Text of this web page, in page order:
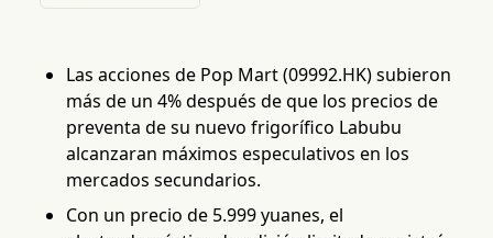
Las acciones de Pop Mart (09992.HK) subieron
más de un 4% después de que los precios de
preventa de su nuevo frigorífico Labubu
alcanzaran máximos especulativos en los
mercados secundarios.
Con un precio de 5.999 yuanes, el